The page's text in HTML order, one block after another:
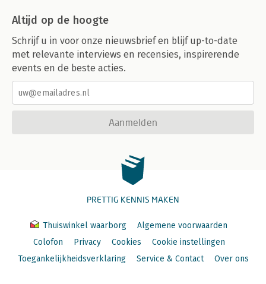
Altijd op de hoogte
Schrijf u in voor onze nieuwsbrief en blijf up-to-date
met relevante interviews en recensies, inspirerende
events en de beste acties.
Aanmelden
PRETTIG KENNIS MAKEN
Thuiswinkel waarborg
Algemene voorwaarden
Colofon
Privacy Cookies
Cookie instellingen
Toegankelijkheidsverklaring
Service & Contact Over ons